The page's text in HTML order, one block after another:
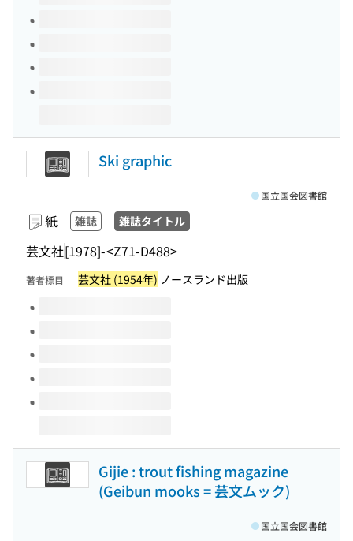
Ski graphic
紙 雑誌 雑誌タイトル
芸文社[1978]-<Z71-D488>
国立国会図書館
著者標目 芸文社 (1954年) ノースランド出版
このタイトルの巻号
Gijie : trout fishing magazine
(Geibun mooks = 芸文ムック)
国立国会図書館